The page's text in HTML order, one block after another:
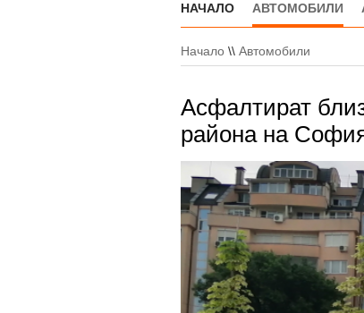
НАЧАЛО АВТОМОБИЛИ
Начало \\ Автомобили
Асфалтират
района на